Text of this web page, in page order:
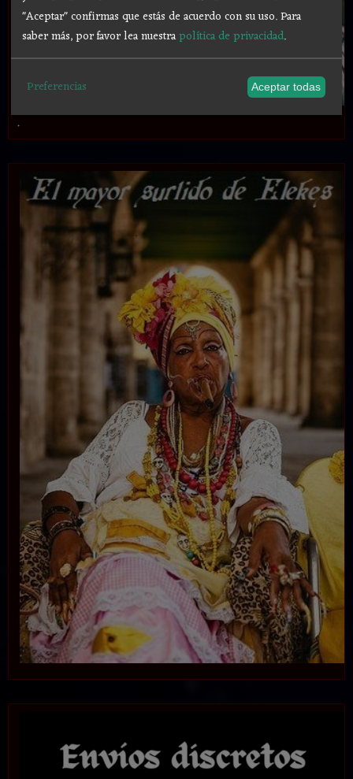
.
"Aceptar" confirmas que estás de acuerdo con su uso.Para
saber más, por favor lea nuestrapolítica de privacidad.
Preferencias Aceptar todas